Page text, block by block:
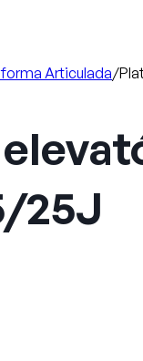
Articulada/
25J